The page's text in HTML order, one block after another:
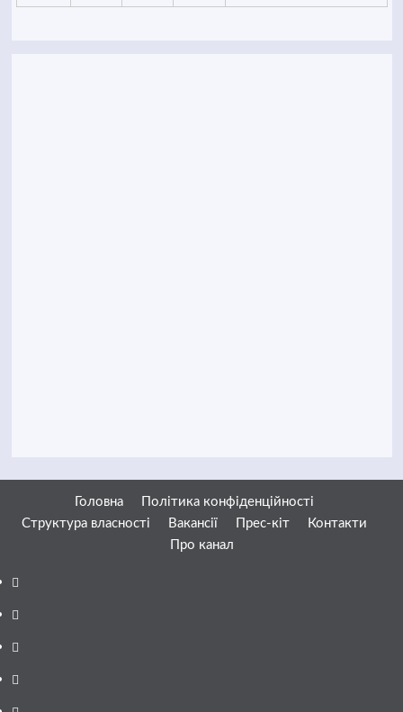
Головна
Політика конфіденційності
Структура власності
Вакансії Прес-кіт
Контакти
Про канал
Facebook
YouTube
Telegram
Instagram